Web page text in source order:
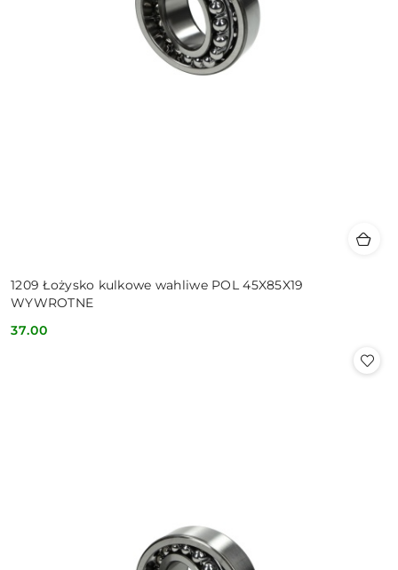
1209 Łożysko kulkowe wahliwe POL 45X85X19
WYWROTNE
Cena:
37.00